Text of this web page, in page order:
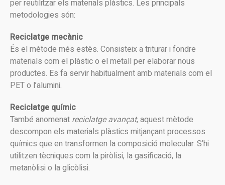
per reutilitzar els materials plàstics. Les principals
metodologies són:
Reciclatge mecànic
És el mètode més estès. Consisteix a triturar i fondre
materials com el plàstic o el metall per elaborar nous
productes. Es fa servir habitualment amb materials com el
PET o l’alumini.
Reciclatge químic
També anomenat reciclatge avançat, aquest mètode
descompon els materials plàstics mitjançant processos
químics que en transformen la composició molecular. S’hi
utilitzen tècniques com la piròlisi, la gasificació, la
metanòlisi o la glicòlisi.